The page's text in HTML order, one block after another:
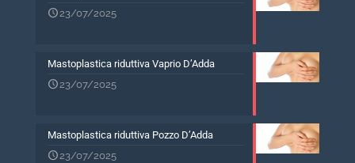
23/07/2025
Mastoplastica riduttiva Vaprio D’Adda
23/07/2025
Mastoplastica riduttiva Pozzo D’Adda
23/07/2025